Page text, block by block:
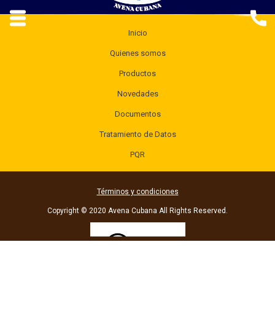
Inicio
Quienes somos
Productos
Novedades
Documentos
Tratamiento de Datos
PQR
Términos y condiciones
Copyright © 2020 Avena Cubana All Rights Reserved.